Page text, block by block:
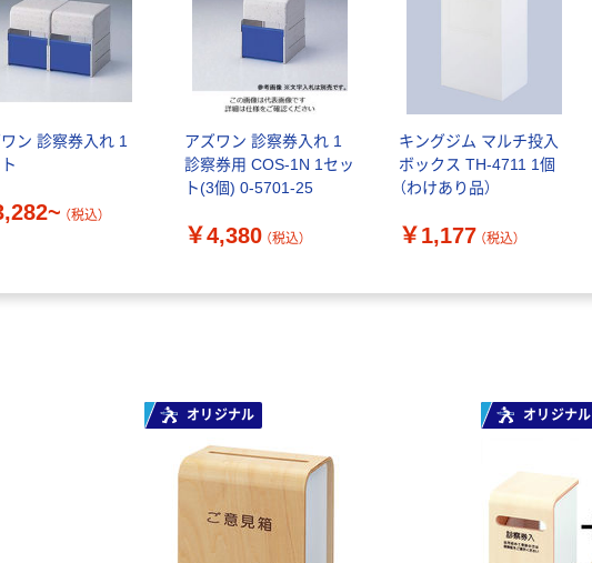
ン 診察券入れ 1
（税込）
アズワン 診察券入れ 1
診察券用 COS-1N 1セッ
ト(3個) 0-5701-25
￥4,380 （税込）
キングジム マルチ投入
ボックス TH-4711 1個
（わけあり品）
￥1,177 （税込）
オリジナル オリジナル